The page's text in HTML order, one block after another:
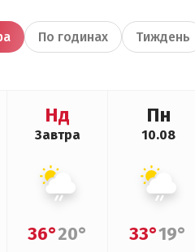
По годинах Тиждень
Нд
Завтра
36°20°
Пн
10.08
33°19°